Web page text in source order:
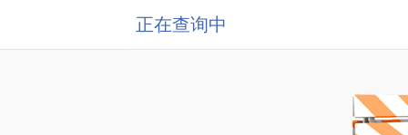
正在查询中